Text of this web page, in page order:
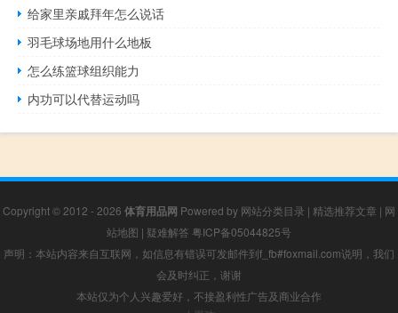
给家里亲戚拜年怎么说话
羽毛球场地用什么地板
怎么练篮球组织能力
内功可以代替运动吗
Copyright © 2012 - 2026 体育用品网 Powered by 网站分类目录 | 精选推荐文章 | 网
站地图 | 疑难解答 粤ICP备05044825号
声明：本站内容来自互联网，如信息有错误可发邮件到f_fb#foxmail.com说明，我们
会及时纠正，谢谢
本站仅为个人兴趣爱好，不接盈利性广告及商业合作